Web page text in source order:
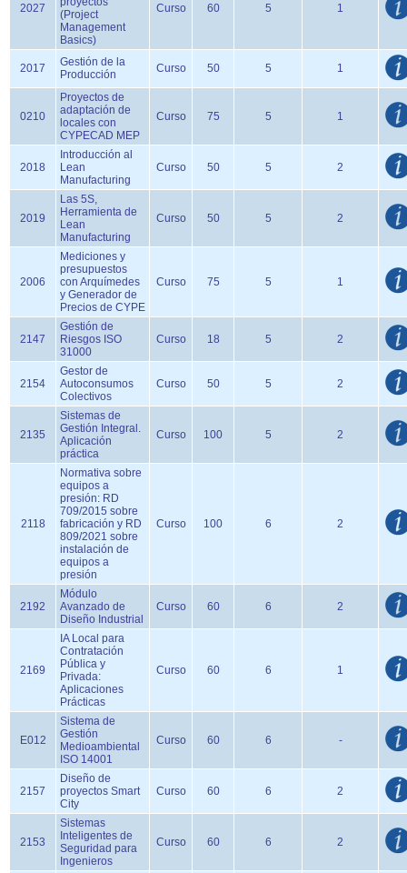
2027
(Project
Management
Basics)
Curso 60 5 1
2017
Gestión de la
Producción
Curso 50 5 1
0210
Proyectos de
adaptación de
locales con
CYPECAD MEP
Curso 75 5 1
2018
Introducción al
Lean
Manufacturing
Curso 50 5 2
2019
Las 5S,
Herramienta de
Lean
Manufacturing
Curso 50 5 2
2006
Mediciones y
presupuestos
con Arquímedes
y Generador de
Precios de CYPE
Curso 75 5 1
2147
Gestión de
Riesgos ISO
31000
Curso 18 5 2
2154
Gestor de
Autoconsumos
Colectivos
Curso 50 5 2
2135
Sistemas de
Gestión Integral.
Aplicación
práctica
Curso 100 5 2
2118
Normativa sobre
equipos a
presión: RD
709/2015 sobre
fabricación y RD
809/2021 sobre
instalación de
equipos a
presión
Curso 100 6 2
2192
Módulo
Avanzado de
Diseño Industrial
Curso 60 6 2
2169
IA Local para
Contratación
Pública y
Privada:
Aplicaciones
Prácticas
Curso 60 6 1
E012
Sistema de
Gestión
Medioambiental
ISO 14001
Curso 60 6 -
2157
Diseño de
proyectos Smart
City
Curso 60 6 2
2153
Sistemas
Inteligentes de
Seguridad para
Ingenieros
Curso 60 6 2